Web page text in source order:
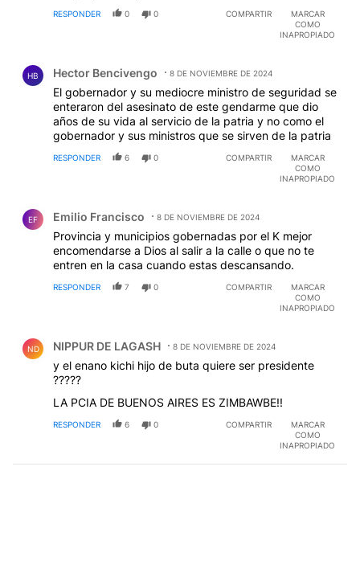
RESPONDER 0 0 COMPARTIR
MARCAR
COMO
INAPROPIADO
HB Hector Bencivengo 8 DE NOVIEMBRE DE 2024
El gobernador y su mediocre ministro de seguridad se
enteraron del asesinato de este gendarme que dio
años de su vida al servicio de la patria y no como el
gobernador y sus ministros que se sirven de la patria
RESPONDER 6 0 COMPARTIR
MARCAR
COMO
INAPROPIADO
EF Emilio Francisco 8 DE NOVIEMBRE DE 2024
Provincia y municipios gobernadas por el K mejor
encomendarse a Dios al salir a la calle o que no te
entren en la casa cuando estas descansando.
RESPONDER 7 0 COMPARTIR
MARCAR
COMO
INAPROPIADO
ND NIPPUR DE LAGASH 8 DE NOVIEMBRE DE 2024
y el enano kichi hijo de buta quiere ser presidente
?????
LA PCIA DE BUENOS AIRES ES ZIMBAWBE!!
RESPONDER 6 0 COMPARTIR
MARCAR
COMO
INAPROPIADO